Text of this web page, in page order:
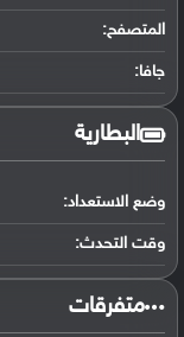
المتصفح:
جافا:
البطارية
وضع الاستعداد:
وقت التحدث:
‏متفرقات‏